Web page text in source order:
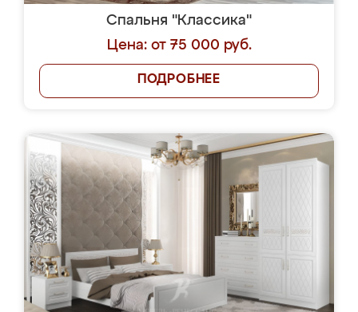
Спальня "Классика"
Цена: от 75 000 руб.
ПОДРОБНЕЕ